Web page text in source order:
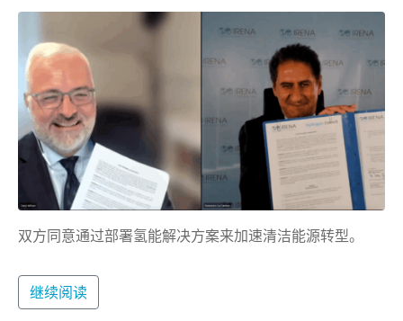
双方同意通过部署氢能解决方案来加速清洁能源转型。
继续阅读